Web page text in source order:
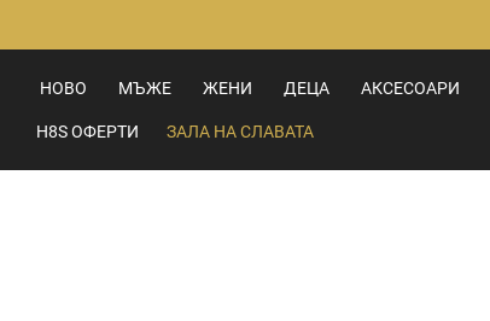
към
съдържанието
НОВО МЪЖЕ ЖЕНИ ДЕЦА АКСЕСОАРИ
H8S ОФЕРТИ ЗАЛА НА СЛАВАТА